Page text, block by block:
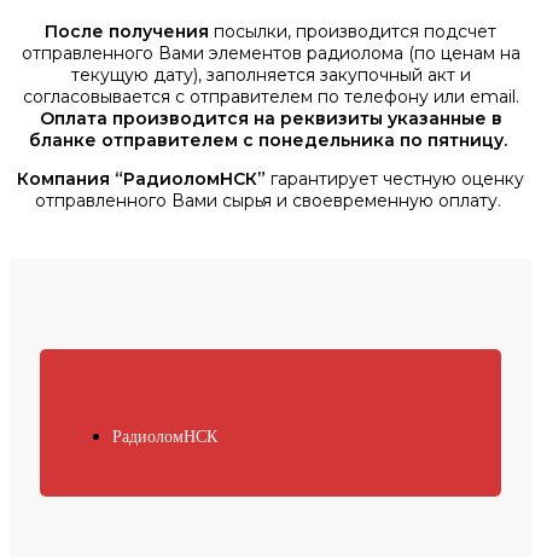
После получения посылки, производится подсчет
отправленного Вами элементов радиолома (по ценам на
текущую дату), заполняется закупочный акт и
согласовывается с отправителем по телефону или email.
Оплата производится на реквизиты указанные в
бланке отправителем с понедельника по пятницу.
Компания “РадиоломНСК” гарантирует честную оценку
отправленного Вами сырья и своевременную оплату.
РадиоломНСК